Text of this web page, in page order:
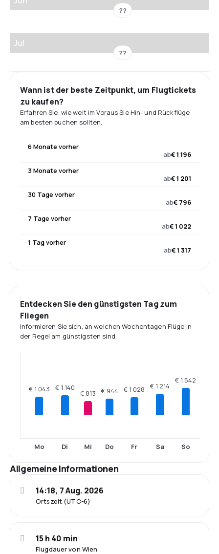
??
Jul
??
Wann ist der beste Zeitpunkt, um Flugtickets
zu kaufen?
Erfahren Sie, wie weit im Voraus Sie Hin- und Rückflüge
am besten buchen sollten.
6 Monate vorher
ab€ 1 196
3 Monate vorher
ab€ 1 201
30 Tage vorher
ab€ 796
7 Tage vorher
ab€ 1 022
1 Tag vorher
ab€ 1 317
Entdecken Sie den günstigsten Tag zum
Fliegen
Informieren Sie sich, an welchen Wochentagen Flüge in
der Regel am günstigsten sind.
€ 1 043
Mo
€ 1 140
Di
€ 813
Mi
€ 944
Do
€ 1 028
Fr
€ 1 214
Sa
€ 1 542
So
Allgemeine Informationen
Ortszeit (UTC-6)
14:18, 7 Aug. 2026
Flugdauer von Wien
15 h 40 min